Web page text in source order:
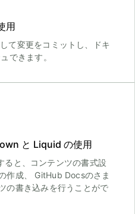
用
て変更をコミットし、ドキ
できます。
と Liquid の使用
と、コンテンツの書式設
作成、 GitHub Docsのさま
の書き込みを行うことがで